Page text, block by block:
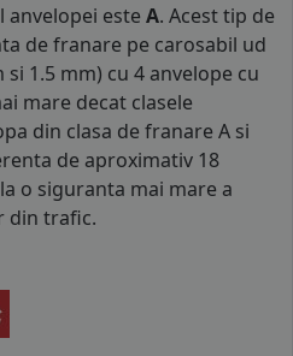
anvelopei este A. Acest tip de
de franare pe carosabil ud
1.5 mm) cu 4 anvelope cu
mare decat clasele
din clasa de franare A si
de aproximativ 18
o siguranta mai mare a
din trafic.